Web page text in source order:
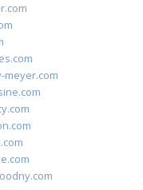
meyer.com